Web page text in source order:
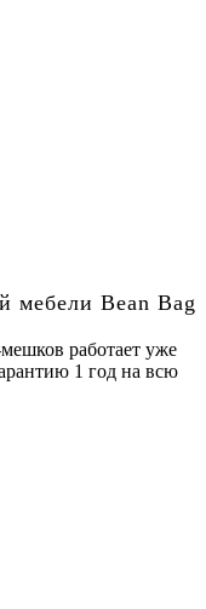
мебели Bean Bag
работает уже
1 год на всю